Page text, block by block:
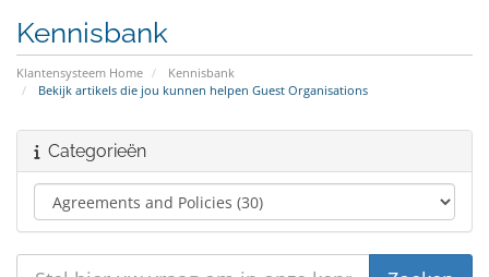
Kennisbank
Klantensysteem Home
Kennisbank
Bekijk artikels die jou kunnen helpen Guest Organisations
Categorieën